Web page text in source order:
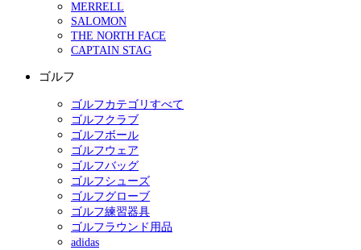
MERRELL
SALOMON
THE NORTH FACE
CAPTAIN STAG
ゴルフ
ゴルフカテゴリすべて
ゴルフクラブ
ゴルフボール
ゴルフウェア
ゴルフバッグ
ゴルフシューズ
ゴルフグローブ
ゴルフ練習器具
ゴルフラウンド用品
adidas